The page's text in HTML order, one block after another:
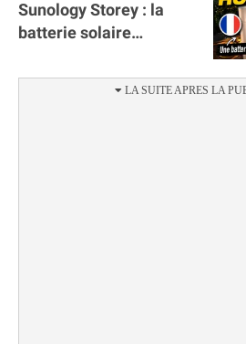
Sunology Storey : la
batterie solaire